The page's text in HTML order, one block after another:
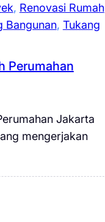
, Renovasi Rumah
Bangunan, Tukang
Perumahan
Jakarta
mengerjakan